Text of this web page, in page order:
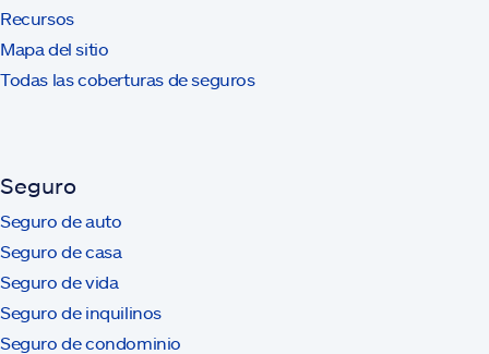
Recursos
Mapa del sitio
Todas las coberturas de seguros
Seguro
Seguro de auto
Seguro de casa
Seguro de vida
Seguro de inquilinos
Seguro de condominio